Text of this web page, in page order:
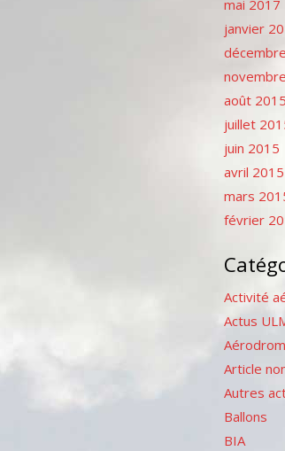
mai 2017
janvier
août 2015
juillet
juin 2015
avril 2015
mars
février
Activité
Actus
Article
Autres
Ballons
BIA